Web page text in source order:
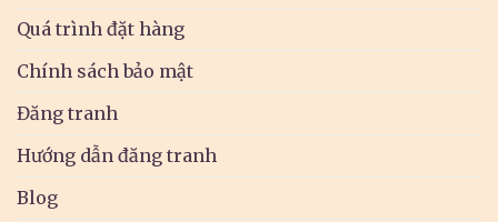
Quá trình đặt hàng
Chính sách bảo mật
Đăng tranh
Hướng dẫn đăng tranh
Blog